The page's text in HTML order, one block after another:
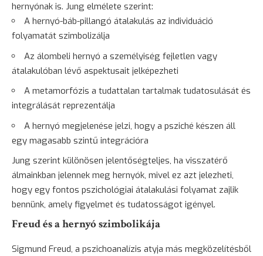
hernyónak is. Jung elmélete szerint:
A hernyó-báb-pillangó átalakulás az individuáció
folyamatát szimbolizálja
Az álombeli hernyó a személyiség fejletlen vagy
átalakulóban lévő aspektusait jelképezheti
A metamorfózis a tudattalan tartalmak tudatosulását és
integrálását reprezentálja
A hernyó megjelenése jelzi, hogy a psziché készen áll
egy magasabb szintű integrációra
Jung szerint különösen jelentőségteljes, ha visszatérő
álmainkban jelennek meg hernyók, mivel ez azt jelezheti,
hogy egy fontos pszichológiai átalakulási folyamat zajlik
bennünk, amely figyelmet és tudatosságot igényel.
Freud és a hernyó szimbolikája
Sigmund Freud, a pszichoanalízis atyja más megközelítésből